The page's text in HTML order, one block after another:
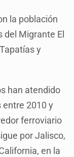
la población
del Migrante El
y
han atendido
2010 y
ferroviario
por Jalisco,
en la